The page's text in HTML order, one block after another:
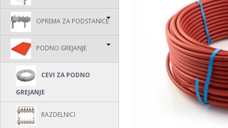
OPREMA ZA PODSTANICE
PODNO GREJANJE
CEVI ZA PODNO
GREJANJE
RAZDELNICI